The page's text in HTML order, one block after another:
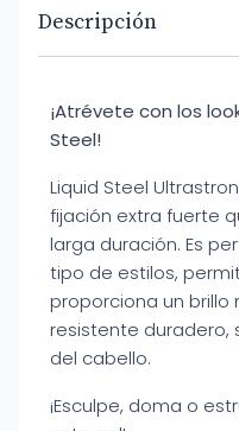
Descripción
¡Atrévete con los
Steel!
Liquid Steel
fijación extra fuerte
larga duración. Es
tipo de estilos,
proporciona un
resistente duradero,
del cabello.
¡Esculpe, doma o